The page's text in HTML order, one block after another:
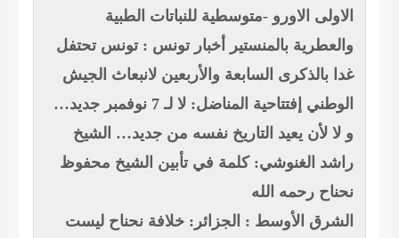
الاولى الاورو -متوسطية للنباتات الطبية
والعطرية بالمنستير
أخبار تونس : تونس تحتفل
غدا بالذكرى السابعة والأربعين لانبعاث الجيش
الوطني
إفتتاحية المناضل: لا لـ 7 نوفمبر جديد…
و لا لأن يعيد التاريخ نفسه من جديد… الشيخ
راشد الغنوشي: كلمة في تأبين الشيخ محفوظ
نحناح رحمه الله
الشرق الأوسط : الجزائر: خلافة نحناح ليست